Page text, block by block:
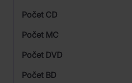
Počet CD
Počet MC
Počet DVD
Počet BD